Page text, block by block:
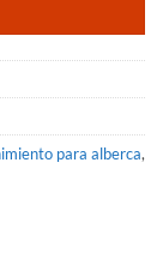
para alberca,